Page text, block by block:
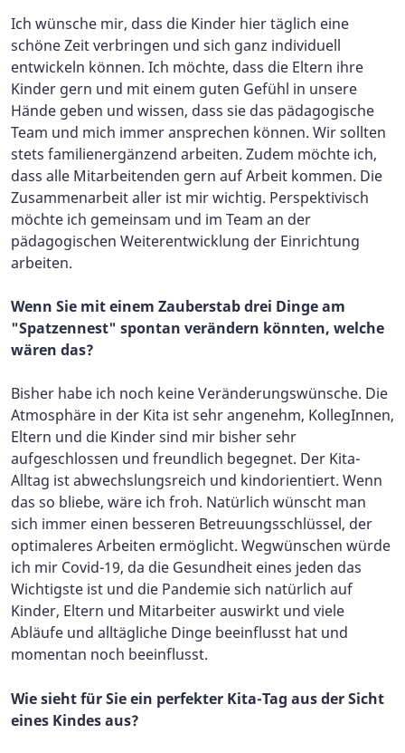
Ich wünsche mir, dass die Kinder hier täglich eine
schöne Zeit verbringen und sich ganz individuell
entwickeln können. Ich möchte, dass die Eltern ihre
Kinder gern und mit einem guten Gefühl in unsere
Hände geben und wissen, dass sie das pädagogische
Team und mich immer ansprechen können. Wir sollten
stets familienergänzend arbeiten. Zudem möchte ich,
dass alle Mitarbeitenden gern auf Arbeit kommen. Die
Zusammenarbeit aller ist mir wichtig. Perspektivisch
möchte ich gemeinsam und im Team an der
pädagogischen Weiterentwicklung der Einrichtung
arbeiten.
Wenn Sie mit einem Zauberstab drei Dinge am
"Spatzennest" spontan verändern könnten, welche
wären das?
Bisher habe ich noch keine Veränderungswünsche. Die
Atmosphäre in der Kita ist sehr angenehm, KollegInnen,
Eltern und die Kinder sind mir bisher sehr
aufgeschlossen und freundlich begegnet. Der Kita-
Alltag ist abwechslungsreich und kindorientiert. Wenn
das so bliebe, wäre ich froh. Natürlich wünscht man
sich immer einen besseren Betreuungsschlüssel, der
optimaleres Arbeiten ermöglicht. Wegwünschen würde
ich mir Covid-19, da die Gesundheit eines jeden das
Wichtigste ist und die Pandemie sich natürlich auf
Kinder, Eltern und Mitarbeiter auswirkt und viele
Abläufe und alltägliche Dinge beeinflusst hat und
momentan noch beeinflusst.
Wie sieht für Sie ein perfekter Kita-Tag aus der Sicht
eines Kindes aus?